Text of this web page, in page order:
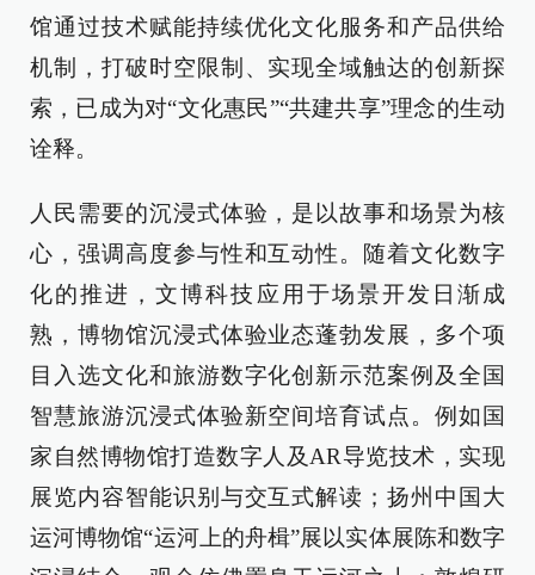
馆通过技术赋能持续优化文化服务和产品供给
机制，打破时空限制、实现全域触达的创新探
索，已成为对“文化惠民”“共建共享”理念的生动
诠释。
人民需要的沉浸式体验，是以故事和场景为核
心，强调高度参与性和互动性。随着文化数字
化的推进，文博科技应用于场景开发日渐成
熟，博物馆沉浸式体验业态蓬勃发展，多个项
目入选文化和旅游数字化创新示范案例及全国
智慧旅游沉浸式体验新空间培育试点。例如国
家自然博物馆打造数字人及AR导览技术，实现
展览内容智能识别与交互式解读；扬州中国大
运河博物馆“运河上的舟楫”展以实体展陈和数字